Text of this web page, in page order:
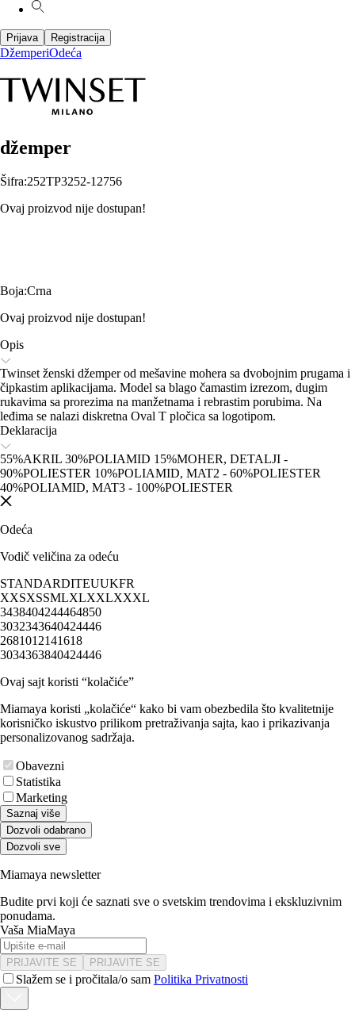
Prijava Registracija
DžemperiOdeća
džemper
Šifra:252TP3252-12756
Ovaj proizvod nije dostupan!
Boja:Crna
Ovaj proizvod nije dostupan!
Opis
Twinset ženski džemper od mešavine mohera sa dvobojnim prugama i
čipkastim aplikacijama. Model sa blago čamastim izrezom, dugim
rukavima sa prorezima na manžetnama i rebrastim porubima. Na
leđima se nalazi diskretna Oval T pločica sa logotipom.
Deklaracija
55%AKRIL 30%POLIAMID 15%MOHER, DETALJI -
90%POLIESTER 10%POLIAMID, MAT2 - 60%POLIESTER
40%POLIAMID, MAT3 - 100%POLIESTER
Odeća
Vodič veličina za odeću
STANDARDITEUUKFR
XXSXSSMLXLXXLXXXL
3438404244464850
3032343640424446
2681012141618
3034363840424446
Ovaj sajt koristi “kolačiće”
Miamaya koristi „kolačiće“ kako bi vam obezbedila što kvalitetnije
korisničko iskustvo prilikom pretraživanja sajta, kao i prikazivanja
personalizovanog sadržaja.
Obavezni
Statistika
Marketing
Saznaj više
Dozvoli odabrano
Dozvoli sve
Miamaya newsletter
Budite prvi koji će saznati sve o svetskim trendovima i ekskluzivnim
ponudama.
Vaša MiaMaya
PRIJAVITE SE PRIJAVITE SE
Slažem se i pročitala/o sam Politika Privatnosti